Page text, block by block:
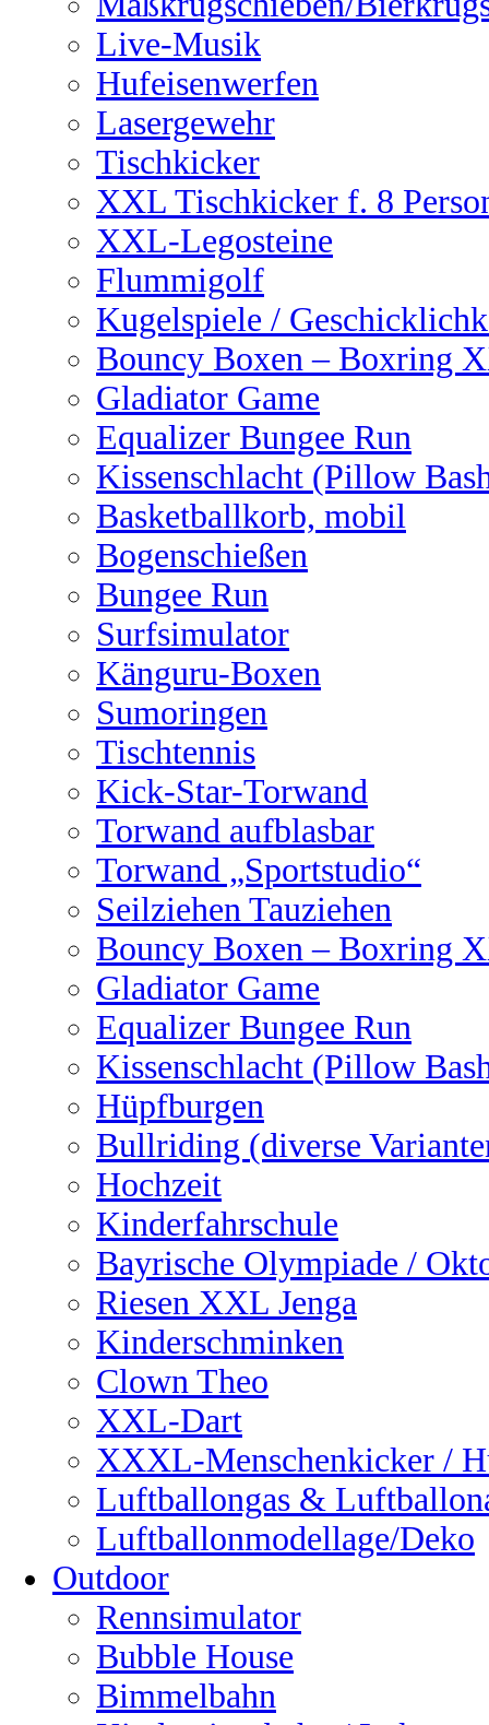
Live-Musik
Hufeisenwerfen
Lasergewehr
Tischkicker
XXL Tischkicker f. 8
XXL-Legosteine
Flummigolf
Kugelspiele /
Bouncy Boxen – Boxring
Gladiator Game
Equalizer Bungee Run
Kissenschlacht (Pillow
Basketballkorb, mobil
Bogenschießen
Bungee Run
Surfsimulator
Känguru-Boxen
Sumoringen
Tischtennis
Kick-Star-Torwand
Torwand aufblasbar
Torwand „Sportstudio“
Seilziehen Tauziehen
Bouncy Boxen – Boxring
Gladiator Game
Equalizer Bungee Run
Kissenschlacht (Pillow
Hüpfburgen
Bullriding (diverse
Hochzeit
Kinderfahrschule
Bayrische Olympiade /
Riesen XXL Jenga
Kinderschminken
Clown Theo
XXL-Dart
XXXL-Menschenkicker /
Luftballongas &
Luftballonmodellage/Deko
Outdoor
Rennsimulator
Bubble House
Bimmelbahn